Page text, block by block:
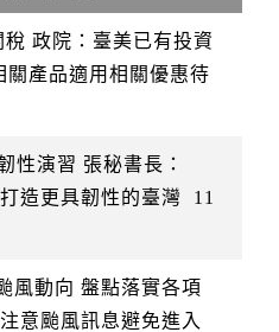
政院：臺美已有投資
產品適用相關優惠待
性演習 張秘書長：
造更具韌性的臺灣
11
風動向 盤點落實各項
意颱風訊息避免進入